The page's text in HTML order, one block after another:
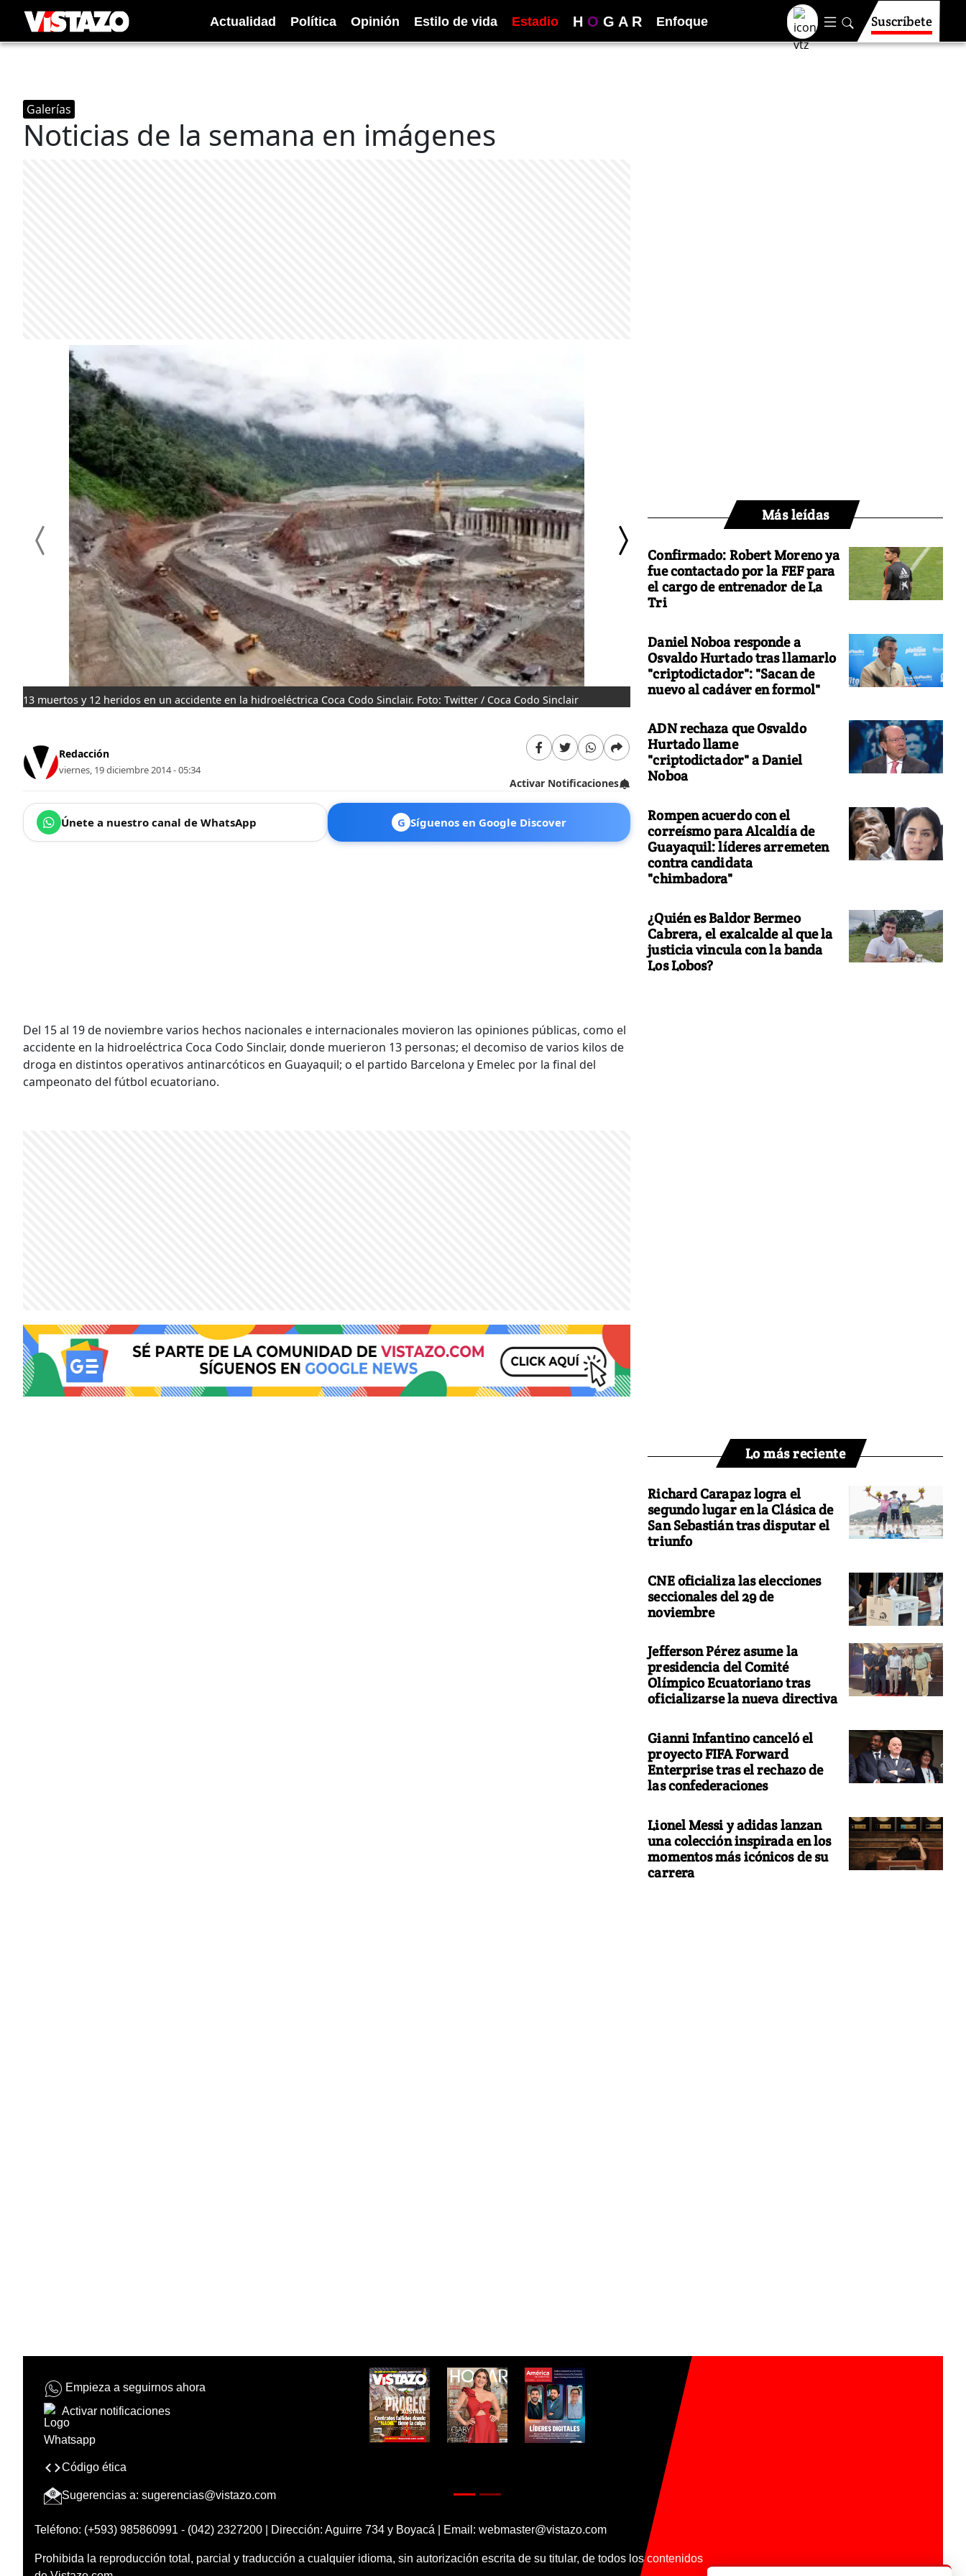
Actualidad Política Opinión Estilo de vida Estadio H O G A R Enfoque Suscríbete
Galerías
Noticias de la semana en imágenes
13 muertos y 12 heridos en un accidente en la hidroeléctrica Coca Codo Sinclair. Foto: Twitter / Coca Codo Sinclair La sudafricana Rolene Strauss es la Miss Mundo 2014. Foto: AFP
Redacción
viernes, 19 diciembre 2014 - 05:34
Activar Notificaciones
Únete a nuestro canal de WhatsApp G Síguenos en Google Discover
Del 15 al 19 de noviembre varios hechos nacionales e internacionales movieron las opiniones públicas, como el
accidente en la hidroeléctrica Coca Codo Sinclair, donde muerieron 13 personas; el decomiso de varios kilos de
droga en distintos operativos antinarcóticos en Guayaquil; o el partido Barcelona y Emelec por la final del
campeonato del fútbol ecuatoriano.
Más leídas
Confirmado: Robert Moreno ya
fue contactado por la FEF para
el cargo de entrenador de La
Tri
Daniel Noboa responde a
Osvaldo Hurtado tras llamarlo
"criptodictador": "Sacan de
nuevo al cadáver en formol"
ADN rechaza que Osvaldo
Hurtado llame
"criptodictador" a Daniel
Noboa
Rompen acuerdo con el
correísmo para Alcaldía de
Guayaquil: líderes arremeten
contra candidata
"chimbadora"
¿Quién es Baldor Bermeo
Cabrera, el exalcalde al que la
justicia vincula con la banda
Los Lobos?
Lo más reciente
Richard Carapaz logra el
segundo lugar en la Clásica de
San Sebastián tras disputar el
triunfo
CNE oficializa las elecciones
seccionales del 29 de
noviembre
Jefferson Pérez asume la
presidencia del Comité
Olímpico Ecuatoriano tras
oficializarse la nueva directiva
Gianni Infantino canceló el
proyecto FIFA Forward
Enterprise tras el rechazo de
las confederaciones
Lionel Messi y adidas lanzan
una colección inspirada en los
momentos más icónicos de su
carrera
Empieza a seguirnos ahora
Activar notificaciones
Código ética
Sugerencias a: sugerencias@vistazo.com
Teléfono: (+593) 985860991 - (042) 2327200 | Dirección: Aguirre 734 y Boyacá | Email: webmaster@vistazo.com
Prohibida la reproducción total, parcial y traducción a cualquier idioma, sin autorización escrita de su titular, de todos los contenidos